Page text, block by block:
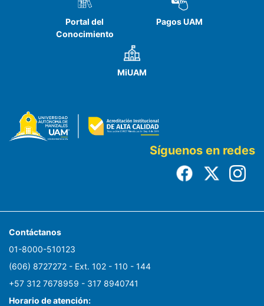
Portal del
Conocimiento
Pagos UAM
MiUAM
Síguenos en redes
Contáctanos
01-8000-510123
(606) 8727272 - Ext. 102 - 110 - 144
+57 312 7678959 - 317 8940741
Horario de atención: